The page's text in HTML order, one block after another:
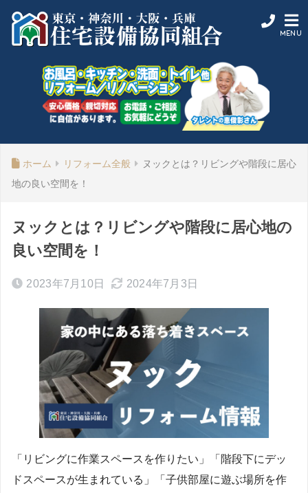
ホーム リフォーム全般
ヌックとは？リビングや階段に居心
地の良い空間を！
ヌックとは？リビングや階段に居心地の
良い空間を！
2023年7月10日 2024年7月3日
「リビングに作業スペースを作りたい」「階段下にデッ
ドスペースが生まれている」「子供部屋に遊ぶ場所を作